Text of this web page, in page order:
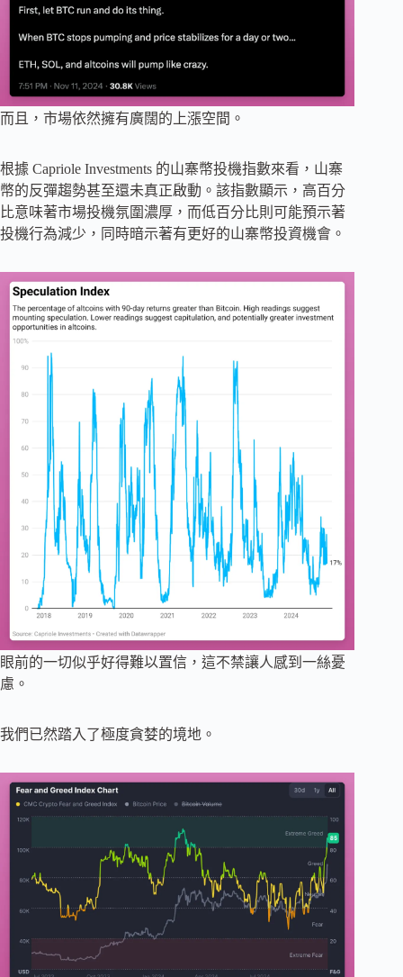
而且，市場依然擁有廣闊的上漲空間。
根據 Capriole Investments 的山寨幣投機指數來看，山寨
幣的反彈趨勢甚至還未真正啟動。該指數顯示，高百分
比意味著市場投機氛圍濃厚，而低百分比則可能預示著
投機行為減少，同時暗示著有更好的山寨幣投資機會。
眼前的一切似乎好得難以置信，這不禁讓人感到一絲憂
慮。
我們已然踏入了極度貪婪的境地。